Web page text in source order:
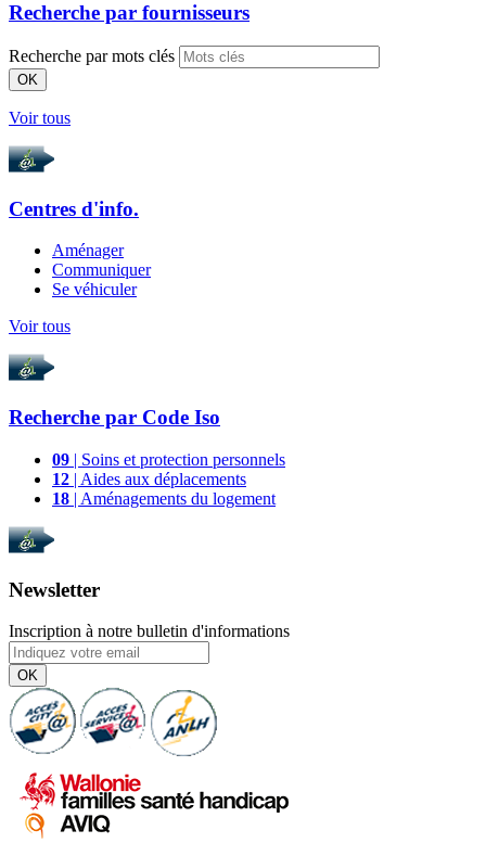
Recherche par fournisseurs
Recherche par mots clés
OK
Voir tous
Centres d'info.
Aménager
Communiquer
Se véhiculer
Voir tous
Recherche par Code Iso
09 | Soins et protection personnels
12 | Aides aux déplacements
18 | Aménagements du logement
Newsletter
Inscription à notre bulletin d'informations
OK